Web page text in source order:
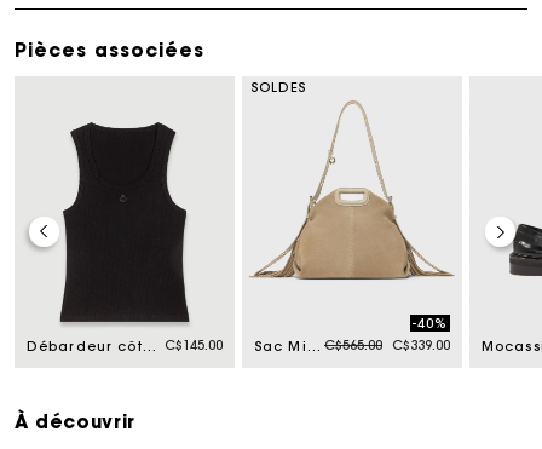
Pièces associées
Débardeur côtelé C$145.00
SOLDES
Sac Miss M en suède Price reduced from
C$565.00to
-40%
C$339.00
À découvrir